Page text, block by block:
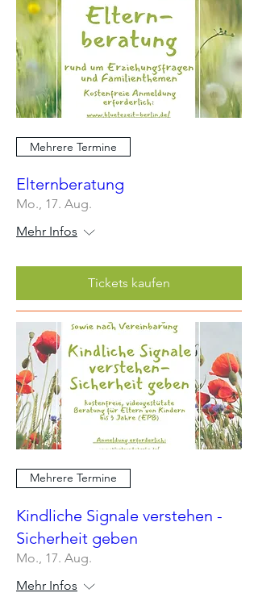
Mehrere Termine
Elternberatung
Mo., 17. Aug.
Mehr Infos
Tickets kaufen
Mehrere Termine
Kindliche Signale verstehen -
Sicherheit geben
Mo., 17. Aug.
Mehr Infos